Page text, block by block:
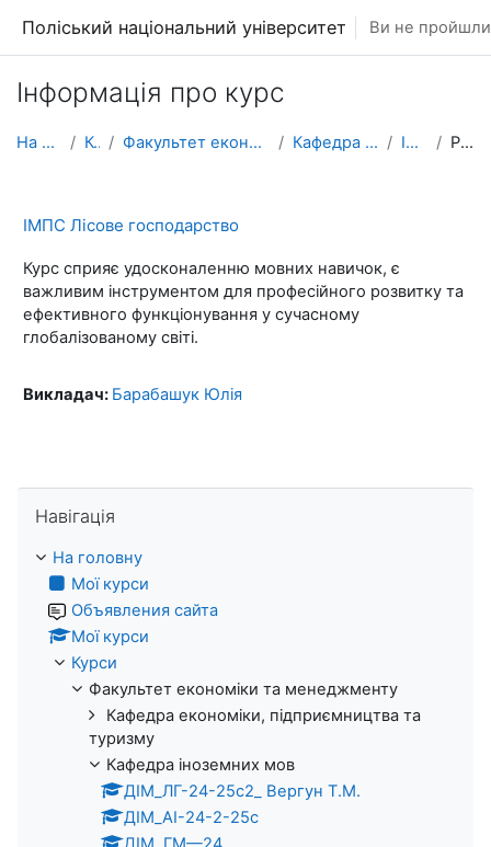
Поліський національний університет Ви не пройшли
Інформація про курс
На головну Курси Факультет економіки та менеджменту Кафедра іноземних мов ІМПС ЛГ Резюме
ІМПС Лісове господарство
Курс сприяє удосконаленню мовних навичок, є
важливим інструментом для професійного розвитку та
ефективного функціонування у сучасному
глобалізованому світі.
Викладач: Барабашук Юлія
Навігація
На головну
Мої курси
Объявления сайта
Мої курси
Курси
Факультет економіки та менеджменту
Кафедра економіки, підприємництва та
туризму
Кафедра іноземних мов
ДІМ_ЛГ-24-25с2_ Вергун Т.М.
ДІМ_АІ-24-2-25с